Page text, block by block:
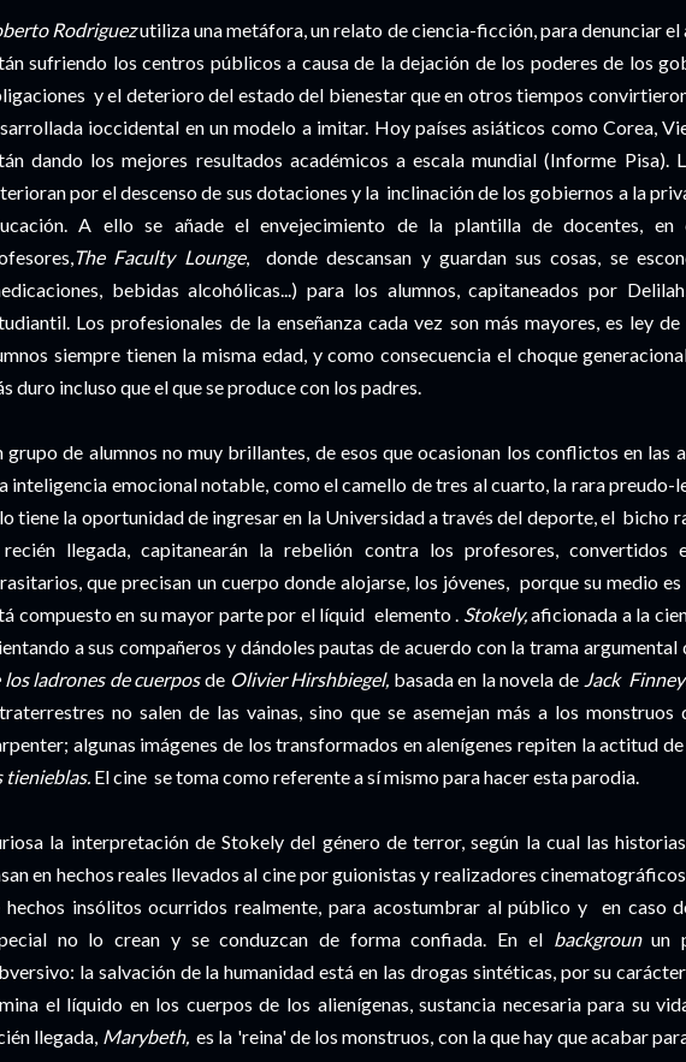
Rodriguezutiliza una metáfora, un relato de ciencia-ficción, para denunciar el
sufriendo los centros públicos a causa de la dejación de los poderes de los
y el deterioro del estado del bienestar que en otros tiempos
ioccidental en un modelo a imitar. Hoy países asiáticos como Corea,
dando los mejores resultados académicos a escala mundial (Informe Pisa).
por el descenso de sus dotaciones y la inclinación de los gobiernos a la
A ello se añade el envejecimiento de la plantilla de docentes, en
The Faculty Lounge, donde descansan y guardan sus cosas, se
bebidas alcohólicas...) para los alumnos, capitaneados por
Los profesionales de la enseñanza cada vez son más mayores, es ley
siempre tienen la misma edad, y como consecuencia el choque
duro incluso que el que se produce con los padres.
grupo de alumnos no muy brillantes, de esos que ocasionan los conflictos en las
inteligencia emocional notable, como el camello de tres al cuarto, la rara preudo-
tiene la oportunidad de ingresar en la Universidad a través del deporte, el bicho
llegada, capitanearán la rebelión contra los profesores, convertidos
que precisan un cuerpo donde alojarse, los jóvenes, porque su medio
compuesto en su mayor parte por el líquid elemento . Stokely,aficionada a la
a sus compañeros y dándoles pautas de acuerdo con la trama argumental
los ladrones de cuerposdeOlivier Hirshbiegel, basada en la novela de Jack Finney
no salen de las vainas, sino que se asemejan más a los monstruos
algunas imágenes de los transformados en alenígenes repiten la actitud de
tienieblas. El cine se toma como referente a sí mismo para hacer esta parodia.
la interpretación de Stokely del género de terror, según la cual las
en hechos reales llevados al cine por guionistas y realizadores
hechos insólitos ocurridos realmente, para acostumbrar al público y en caso
no lo crean y se conduzcan de forma confiada. En el backgrounun
la salvación de la humanidad está en las drogas sintéticas, por su
el líquido en los cuerpos de los alienígenas, sustancia necesaria para su
llegada, Marybeth,es la 'reina' de los monstruos, con la que hay que acabar